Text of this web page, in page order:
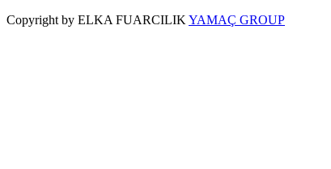
Copyright by ELKA FUARCILIK YAMAÇ GROUP